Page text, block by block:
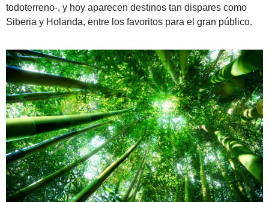
todoterreno-, y hoy aparecen destinos tan dispares como
Siberia y Holanda, entre los favoritos para el gran público.